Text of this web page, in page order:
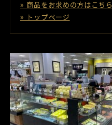
» 商品をお求めの方はこちら
» トップページ